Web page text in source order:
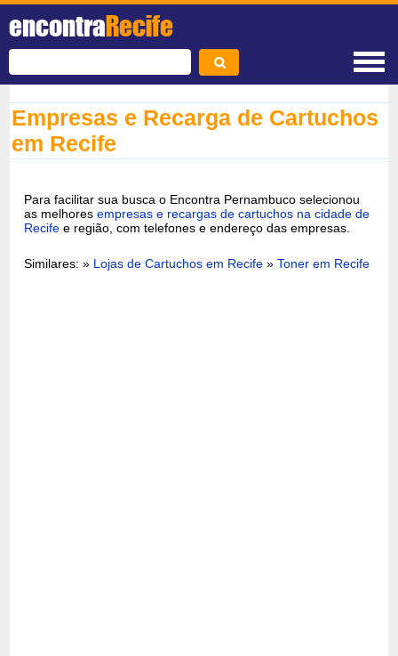
encontraRecife
Empresas e Recarga de Cartuchos
em Recife
Para facilitar sua busca o Encontra Pernambuco selecionou
as melhoresempresas e recargas de cartuchos na cidade de
Recife e região, com telefones e endereço das empresas.
Similares: » Lojas de Cartuchos em Recife »Toner em Recife